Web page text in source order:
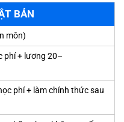
BẢN
môn)
phí + lương 20–
phí + làm chính thức sau